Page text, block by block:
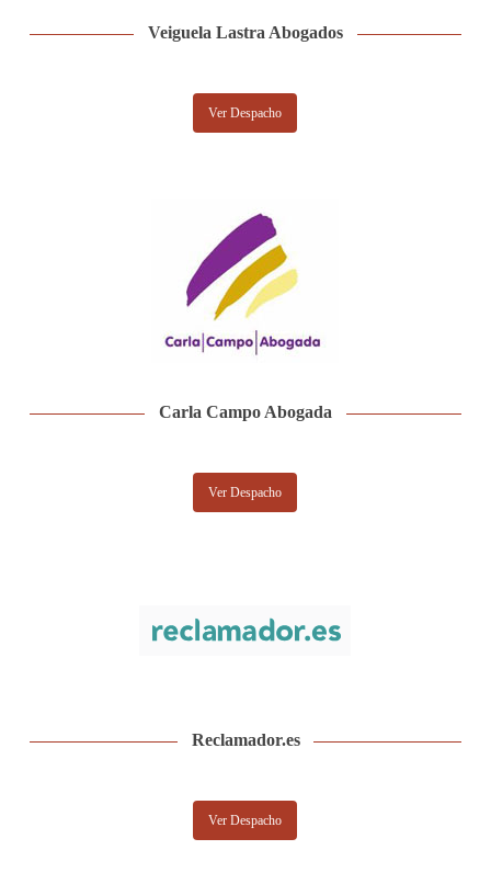
Veiguela Lastra Abogados
Ver Despacho
Carla Campo Abogada
Ver Despacho
Reclamador.es
Ver Despacho